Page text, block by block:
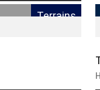
Terrains